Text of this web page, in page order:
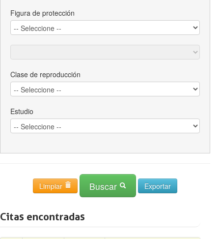
Figura de protección
Clase de reproducción
Estudio
Limpiar Buscar
Citas encontradas